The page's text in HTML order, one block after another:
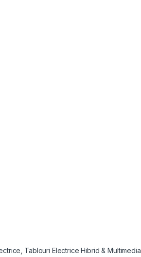
, Tablouri Electrice Hibrid & Multimedia